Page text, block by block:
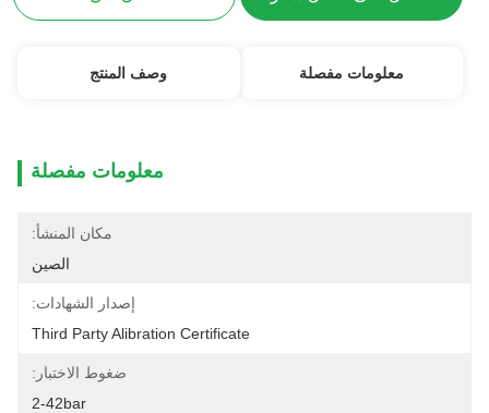
معلومات مفصلة وصف المنتج
معلومات مفصلة
مكان المنشأ:
الصين
إصدار الشهادات:
Third Party Alibration Certificate
ضغوط الاختبار:
2-42bar